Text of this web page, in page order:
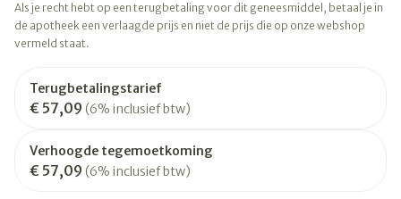
Als je recht hebt op een terugbetaling voor dit geneesmiddel, betaal je in
de apotheek een verlaagde prijs en niet de prijs die op onze webshop
vermeld staat.
Terugbetalingstarief
€ 57,09 (6% inclusief btw)
Verhoogde tegemoetkoming
€ 57,09 (6% inclusief btw)